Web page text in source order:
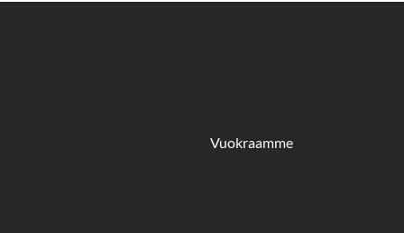
Vuokraamme